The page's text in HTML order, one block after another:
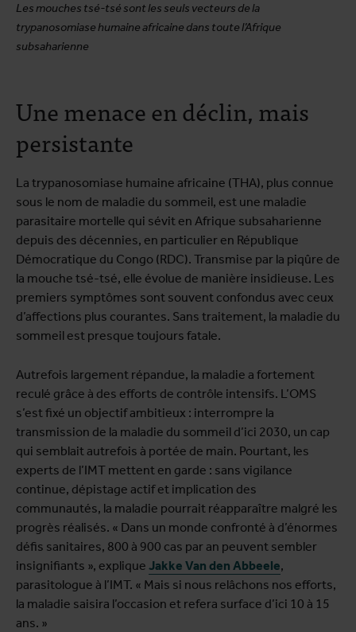
Les mouches tsé-tsé sont les seuls vecteurs de la
trypanosomiase humaine africaine dans toute l’Afrique
subsaharienne
Une menace en déclin, mais
persistante
La trypanosomiase humaine africaine (THA), plus connue
sous le nom de maladie du sommeil, est une maladie
parasitaire mortelle qui sévit en Afrique subsaharienne
depuis des décennies, en particulier en République
Démocratique du Congo (RDC). Transmise par la piqûre de
la mouche tsé-tsé, elle évolue de manière insidieuse. Les
premiers symptômes sont souvent confondus avec ceux
d’affections plus courantes. Sans traitement, la maladie du
sommeil est presque toujours fatale.
Autrefois largement répandue, la maladie a fortement
reculé grâce à des efforts de contrôle intensifs. L’OMS
s’est fixé un objectif ambitieux : interrompre la
transmission de la maladie du sommeil d’ici 2030, un cap
qui semblait autrefois à portée de main. Pourtant, les
experts de l’IMT mettent en garde : sans vigilance
continue, dépistage actif et implication des
communautés, la maladie pourrait réapparaître malgré les
progrès réalisés. « Dans un monde confronté à d’énormes
défis sanitaires, 800 à 900 cas par an peuvent sembler
insignifiants », explique Jakke Van den Abbeele,
parasitologue à l’IMT. « Mais si nous relâchons nos efforts,
la maladie saisira l’occasion et refera surface d’ici 10 à 15
ans. »